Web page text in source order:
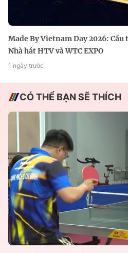
Made By Vietnam Day 2026:
Nhà hát HTV và WTC EXPO
1 ngày trước
CÓ THỂ BẠN SẼ THÍCH